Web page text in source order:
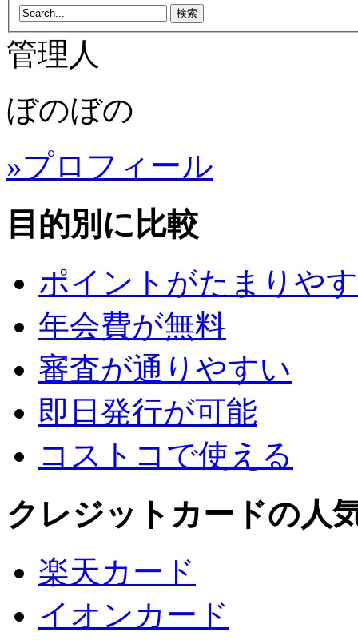
管理人
ぼのぼの
»プロフィール
目的別に比較
ポイントがたまりや
年会費が無料
審査が通りやすい
即日発行が可能
コストコで使える
クレジットカードの人
楽天カード
イオンカード